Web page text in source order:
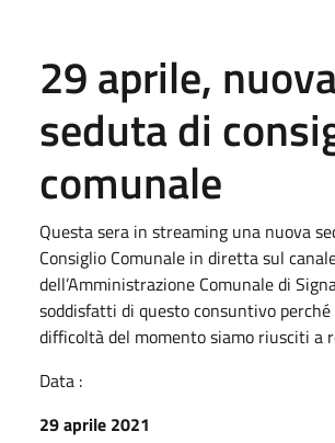
29 aprile,
seduta di
comunale
Questa sera in streaming una nuova
Consiglio Comunale in diretta sul
dell’Amministrazione Comunale di
soddisfatti di questo consuntivo
difficoltà del momento siamo riusciti a
Data :
29 aprile 2021